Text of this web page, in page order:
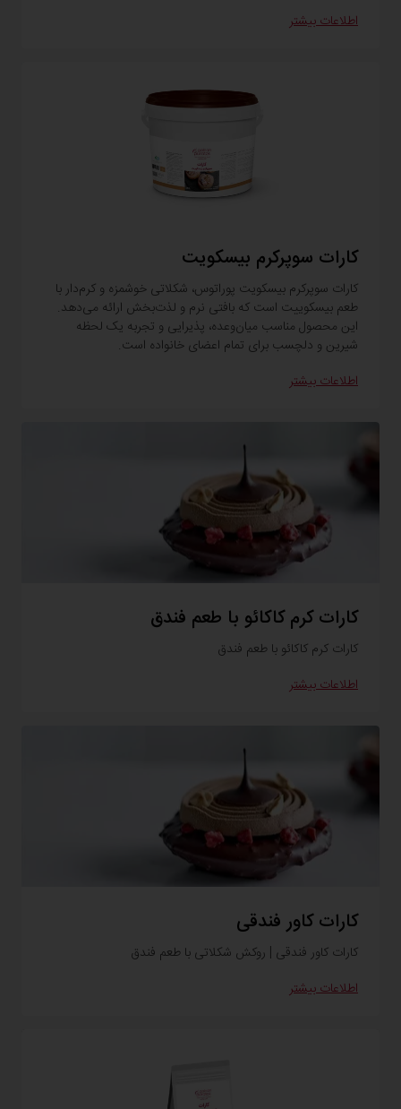
اطلاعات بیشتر
کارات سوپرکرم بیسکویت
کارات سوپرکرم بیسکویت پوراتوس، شکلاتی خوشمزه و کرم‌دار با
طعم بیسکوییت است که بافتی نرم و لذت‌بخش ارائه می‌دهد.
این محصول مناسب میان‌وعده، پذیرایی و تجربه یک لحظه
شیرین و دلچسب برای تمام اعضای خانواده است.
اطلاعات بیشتر
کارات کرم کاکائو با طعم فندق
کارات کرم کاکائو با طعم فندق
اطلاعات بیشتر
کارات کاور فندقی
کارات کاور فندقی | روکش شکلاتی با طعم فندق
اطلاعات بیشتر